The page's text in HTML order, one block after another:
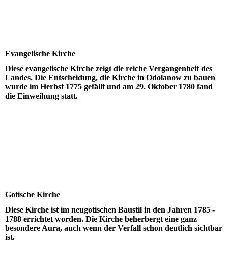
Evangelische Kirche
Diese evangelische Kirche zeigt die reiche Vergangenheit des
Landes. Die Entscheidung, die Kirche in Odolanow zu bauen
wurde im Herbst 1775 gefällt und am 29. Oktober 1780 fand
die Einweihung statt.
Gotische Kirche
Diese Kirche ist im neugotischen Baustil in den Jahren 1785 -
1788 errichtet worden. Die Kirche beherbergt eine ganz
besondere Aura, auch wenn der Verfall schon deutlich sichtbar
ist.